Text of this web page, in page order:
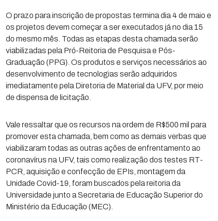
O prazo para inscrição de propostas termina dia 4 de maio e
os projetos devem começar a ser executados já no dia 15
do mesmo mês. Todas as etapas desta chamada serão
viabilizadas pela Pró-Reitoria de Pesquisa e Pós-
Graduação (PPG). Os produtos e serviços necessários ao
desenvolvimento de tecnologias serão adquiridos
imediatamente pela Diretoria de Material da UFV, por meio
de dispensa de licitação.
Vale ressaltar que os recursos na ordem de R$500 mil para
promover esta chamada, bem como as demais verbas que
viabilizaram todas as outras ações de enfrentamento ao
coronavírus na UFV, tais como realização dos testes RT-
PCR, aquisição e confecção de EPIs, montagem da
Unidade Covid-19, foram buscados pela reitoria da
Universidade junto a Secretaria de Educação Superior do
Ministério da Educação (MEC).